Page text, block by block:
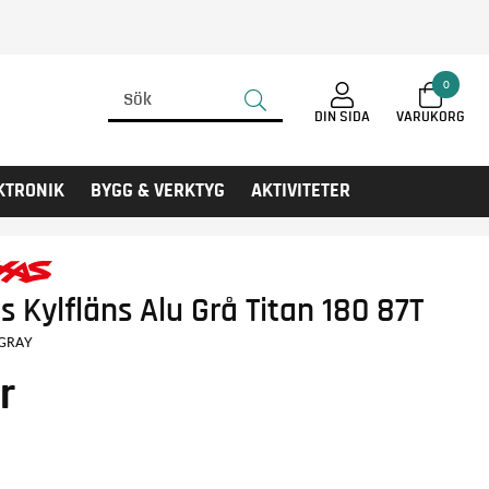
0
DIN SIDA
BYGG & VERKTYG AKTIVITETER
Kylfläns Alu Grå Titan 180 87T